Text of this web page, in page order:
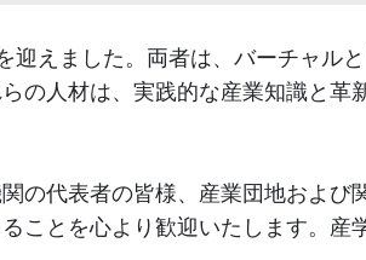
えました。両者は、バーチャル
の人材は、実践的な産業知識と
の代表者の皆様、産業団地およ
ことを心より歓迎いたします。